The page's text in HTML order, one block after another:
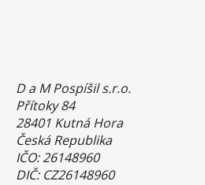
D a M Pospíšil s.r.o.
Přítoky 84
28401 Kutná Hora
Česká Republika
IČO: 26148960
DIČ: CZ26148960